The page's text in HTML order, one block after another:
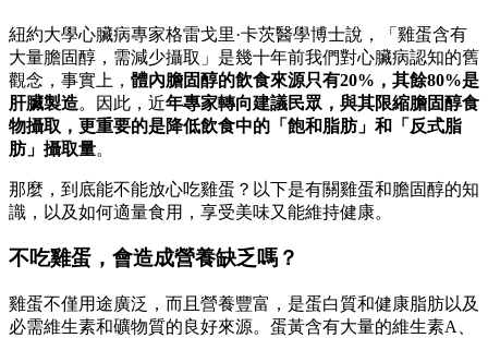
紐約大學心臟病專家格雷戈里·卡茨醫學博士說，「雞蛋含有
大量膽固醇，需減少攝取」是幾十年前我們對心臟病認知的舊
觀念，事實上， 體內膽固醇的飲食來源只有20%，其餘80%是
肝臟製造。因此，近年專家轉向建議民眾，與其限縮膽固醇食
物攝取，更重要的是降低飲食中的「飽和脂肪」和「反式脂
肪」攝取量。
那麼，到底能不能放心吃雞蛋？以下是有關雞蛋和膽固醇的知
識，以及如何適量食用，享受美味又能維持健康。
不吃雞蛋，會造成營養缺乏嗎？
雞蛋不僅用途廣泛，而且營養豐富，是蛋白質和健康脂肪以及
必需維生素和礦物質的良好來源。蛋黃含有大量的維生素A、